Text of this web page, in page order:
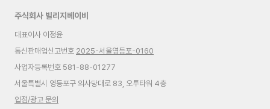
주식회사 빌리지베이비
대표이사 이정윤
통신판매업신고번호 2025-서울영등포-0160
사업자등록번호 581-88-01277
서울특별시 영등포구 의사당대로 83, 오투타워 4층
입점/광고 문의